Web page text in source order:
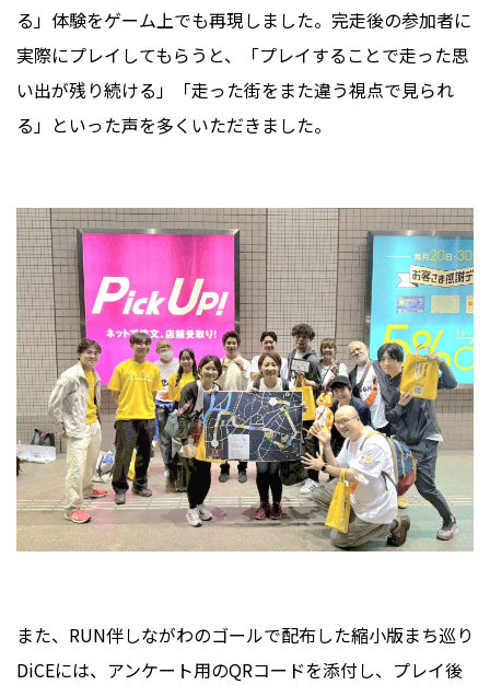
る」体験をゲーム上でも再現しました。完走後の参加者に
実際にプレイしてもらうと、「プレイすることで走った思
い出が残り続ける」「走った街をまた違う視点で見られ
る」といった声を多くいただきました。
また、RUN伴しながわのゴールで配布した縮小版まち巡り
DiCEには、アンケート用のQRコードを添付し、プレイ後